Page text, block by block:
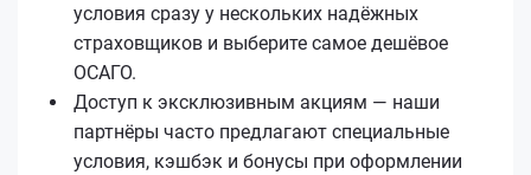
условия сразу у нескольких надёжных
страховщиков и выберите самое дешёвое
ОСАГО.
Доступ к эксклюзивным акциям — наши
партнёры часто предлагают специальные
условия, кэшбэк и бонусы при оформлении